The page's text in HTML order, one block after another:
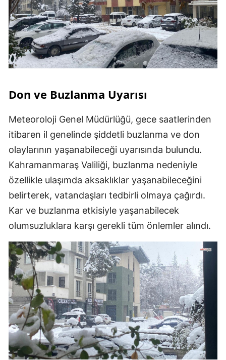
Don ve Buzlanma Uyarısı
Meteoroloji Genel Müdürlüğü, gece saatlerinden
itibaren il genelinde şiddetli buzlanma ve don
olaylarının yaşanabileceği uyarısında bulundu.
Kahramanmaraş Valiliği, buzlanma nedeniyle
özellikle ulaşımda aksaklıklar yaşanabileceğini
belirterek, vatandaşları tedbirli olmaya çağırdı.
Kar ve buzlanma etkisiyle yaşanabilecek
olumsuzluklara karşı gerekli tüm önlemler alındı.